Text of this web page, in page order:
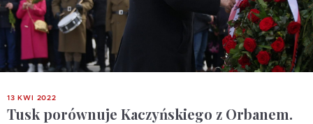
13 KWI 2022
Tusk porównuje Kaczyńskiego z Orbanem.